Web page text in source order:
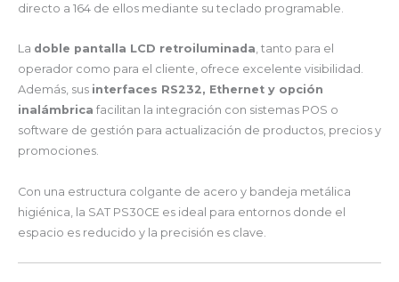
directo a 164 de ellos mediante su teclado programable.
La doble pantalla LCD retroiluminada, tanto para el
operador como para el cliente, ofrece excelente visibilidad.
Además, sus interfaces RS232, Ethernet y opción
inalámbrica facilitan la integración con sistemas POS o
software de gestión para actualización de productos, precios y
promociones.
Con una estructura colgante de acero y bandeja metálica
higiénica, la SAT PS30CE es ideal para entornos donde el
espacio es reducido y la precisión es clave.